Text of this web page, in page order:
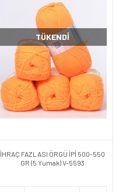
TÜKENDI
İHRAÇ FAZLASI ÖRGÜ İPİ 500-550
GR (5 Yumak) V-5593